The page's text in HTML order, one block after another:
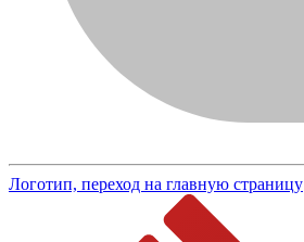
Логотип, переход на главную страницу